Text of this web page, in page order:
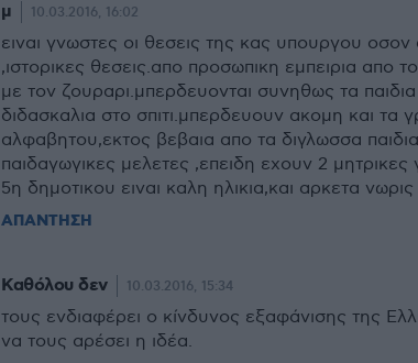
μ 10.03.2016, 16:02
ειναι γνωστες οι θεσεις της κας υπουργου
,ιστορικες θεσεις.απο προσωπικη εμπειρια απο
με τον ζουραρι.μπερδευονται συνηθως τα παιδια
διδασκαλια στο σπιτι.μπερδευουν ακομη και τα
αλφαβητου,εκτος βεβαια απο τα διγλωσσα
παιδαγωγικες μελετες ,επειδη εχουν 2
5η δημοτικου ειναι καλη ηλικια,και αρκετα
ΑΠΑΝΤΗΣΗ
Καθόλου δεν 10.03.2016, 15:34
τους ενδιαφέρει ο κίνδυνος εξαφάνισης της
να τους αρέσει η ιδέα.